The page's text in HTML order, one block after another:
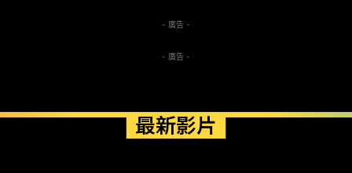
- 廣告 -
- 廣告 -
最新影片